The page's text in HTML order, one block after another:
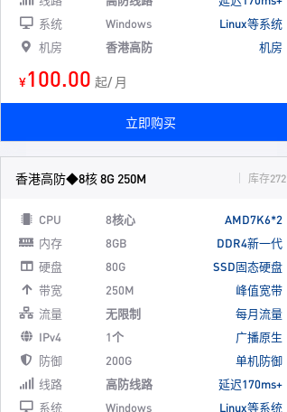
系统
Windows
Linux等系统
机房
香港高防 机房
¥100.00 起/ 月
立即购买
香港高防◆8核 8G 250M 库存272
CPU 8核心
AMD7K6*2
内存
8GB
DDR4新一代
硬盘
80G
SSD固态硬盘
带宽
250M
峰值宽带
流量
无限制
每月流量
IPv4
1个
广播原生
防御
200G
单机防御
线路
高防线路
延迟170ms+
系统
Windows Linux等系统